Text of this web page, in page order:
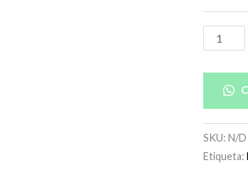
SKU:N/D
Etiqueta: